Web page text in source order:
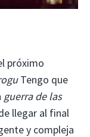
próximo
Tengo que
guerra de las
llegar al final
y compleja